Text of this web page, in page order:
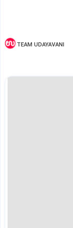
TEAM UDAYAVANI